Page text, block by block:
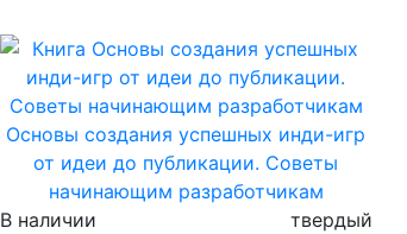
Основы создания успешных инди-игр
от идеи до публикации. Советы
начинающим разработчикам
В наличии
твердый